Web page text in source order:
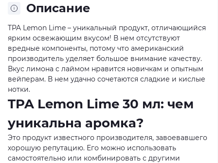
Описание
TPA Lemon Lime – уникальный продукт, отличающийся
ярким освежающим вкусом! В нем отсутствуют
вредные компоненты, потому что американский
производитель уделяет большое внимание качеству.
Вкус лимона с лаймом нравится новичкам и опытным
вейперам. В нем удачно сочетаются сладкие и кислые
нотки.
TPA Lemon Lime 30 мл: чем
уникальна аромка?
Это продукт известного производителя, завоевавшего
хорошую репутацию. Его можно использовать
самостоятельно или комбинировать с другими